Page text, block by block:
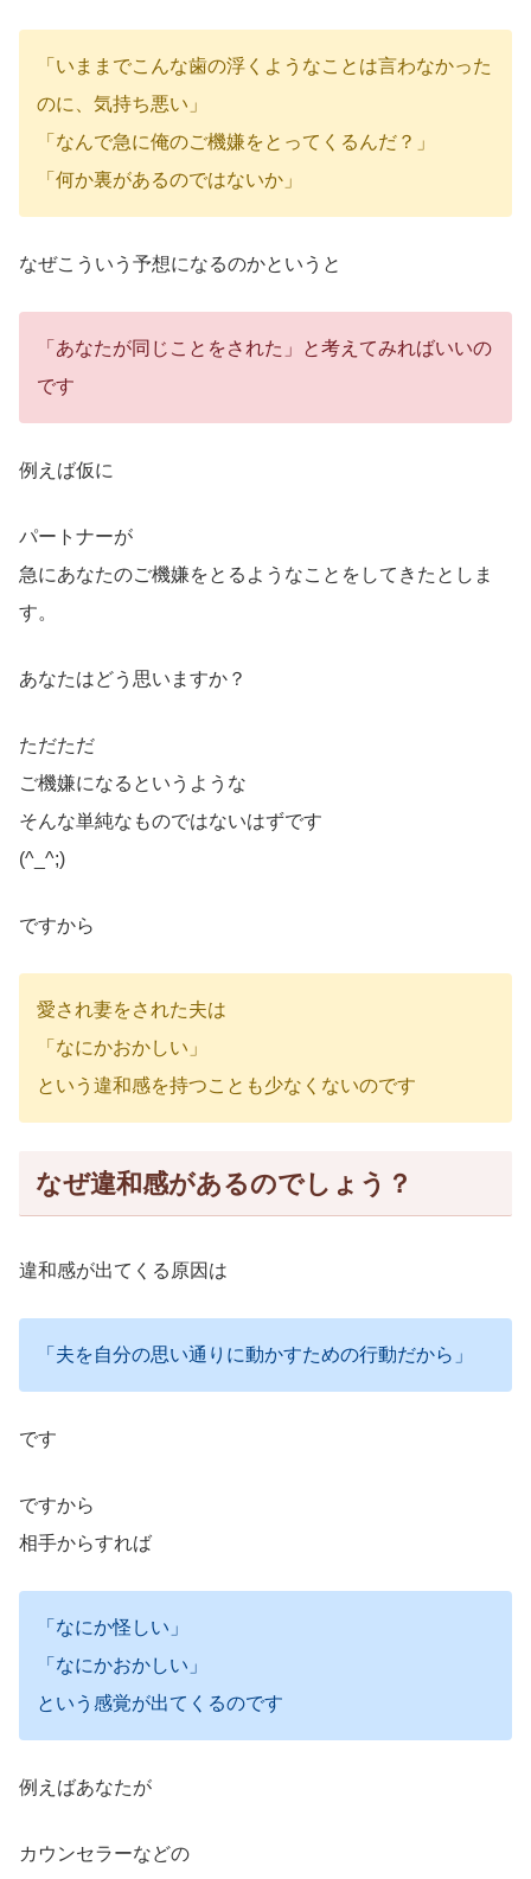
「いままでこんな歯の浮くようなことは言わなかった
のに、気持ち悪い」
「なんで急に俺のご機嫌をとってくるんだ？」
「何か裏があるのではないか」
なぜこういう予想になるのかというと
「あなたが同じことをされた」と考えてみればいいの
です
例えば仮に
パートナーが
急にあなたのご機嫌をとるようなことをしてきたとしま
す。
あなたはどう思いますか？
ただただ
ご機嫌になるというような
そんな単純なものではないはずです
(^_^;)
ですから
愛され妻をされた夫は
「なにかおかしい」
という違和感を持つことも少なくないのです
なぜ違和感があるのでしょう？
違和感が出てくる原因は
「夫を自分の思い通りに動かすための行動だから」
です
ですから
相手からすれば
「なにか怪しい」
「なにかおかしい」
という感覚が出てくるのです
例えばあなたが
カウンセラーなどの